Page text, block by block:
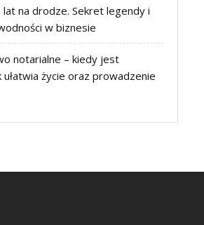
lat na drodze. Sekret legendy i
w biznesie
notarialne – kiedy jest
ułatwia życie oraz prowadzenie